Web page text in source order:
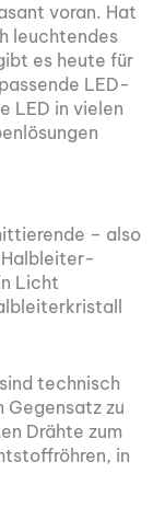
voran. Hat
leuchtendes
es heute für
LED-
LED in vielen
– also
Halbleiter-
Licht
sind technisch
Gegensatz zu
Drähte zum
in